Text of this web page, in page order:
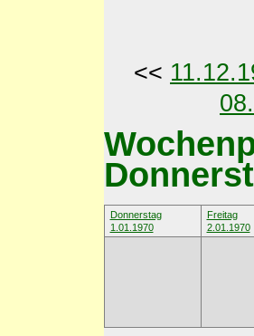
<<
Donnerstag
1.01.1970
Freitag
2.01.1970